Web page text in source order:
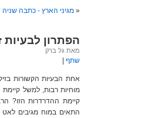
« מגיני הארץ - כתבה שניה
הפתרון
מאת גל ברק
שתף
אחת הבעיות הקשורות
מוחיות רבות, למשל
קיימת ההדרדרות הזו?
התאים במוח מגיבים לאט